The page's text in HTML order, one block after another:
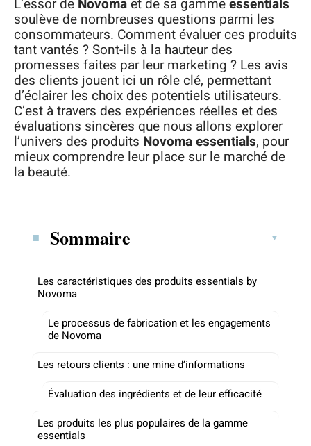
L’essor de Novomaet de sa gammeessentials
soulève de nombreuses questions parmi les
consommateurs. Comment évaluer ces produits
tant vantés ? Sont-ils à la hauteur des
promesses faites par leur marketing ? Les avis
des clients jouent ici un rôle clé, permettant
d’éclairer les choix des potentiels utilisateurs.
C’est à travers des expériences réelles et des
évaluations sincères que nous allons explorer
l’univers des produits Novoma essentials, pour
mieux comprendre leur place sur le marché de
la beauté.
Sommaire
Les caractéristiques des produits essentials by
Novoma
Le processus de fabrication et les engagements
de Novoma
Les retours clients : une mine d’informations
Évaluation des ingrédients et de leur efficacité
Les produits les plus populaires de la gamme
essentials